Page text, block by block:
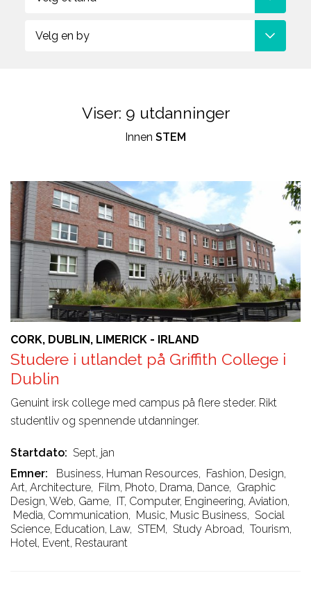
studieveiledere om du
behøver hjelp til å velge
Velg en by
Viser: 9 utdanninger
Innen STEM
CORK, DUBLIN, LIMERICK - IRLAND
Studere i utlandet på Griffith College i
Dublin
Genuint irsk college med campus på flere steder. Rikt
studentliv og spennende utdanninger.
Startdato
Sept, jan
Emner
Business, Human Resources, Fashion, Design,
Art, Architecture, Film, Photo, Drama, Dance, Graphic
Design, Web, Game, IT, Computer, Engineering, Aviation,
Media, Communication, Music, Music Business, Social
Science, Education, Law, STEM, Study Abroad, Tourism,
Hotel, Event, Restaurant